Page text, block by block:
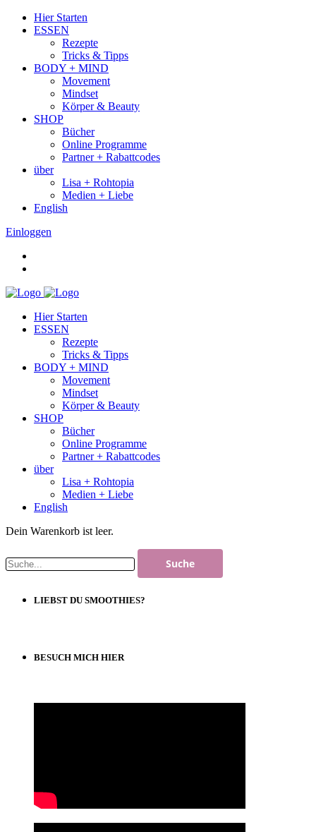
Hier Starten
ESSEN
Rezepte
Tricks & Tipps
BODY + MIND
Movement
Mindset
Körper & Beauty
SHOP
Bücher
Online Programme
Partner + Rabattcodes
über
Lisa + Rohtopia
Medien + Liebe
English
Einloggen
Hier Starten
ESSEN
Rezepte
Tricks & Tipps
BODY + MIND
Movement
Mindset
Körper & Beauty
SHOP
Bücher
Online Programme
Partner + Rabattcodes
über
Lisa + Rohtopia
Medien + Liebe
English
Dein Warenkorb ist leer.
LIEBST DU SMOOTHIES?
BESUCH MICH HIER